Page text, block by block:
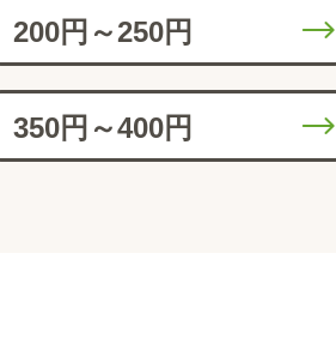
200円～250円
350円～400円